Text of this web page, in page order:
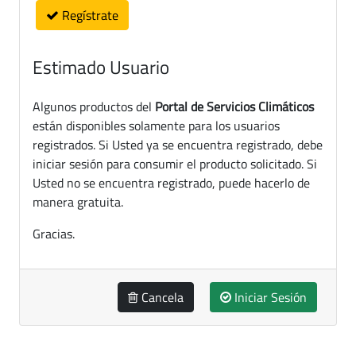
Regístrate
Estimado Usuario
Algunos productos del Portal de Servicios Climáticos
están disponibles solamente para los usuarios
registrados. Si Usted ya se encuentra registrado, debe
iniciar sesión para consumir el producto solicitado. Si
Usted no se encuentra registrado, puede hacerlo de
manera gratuita.
Gracias.
Cancela Iniciar Sesión